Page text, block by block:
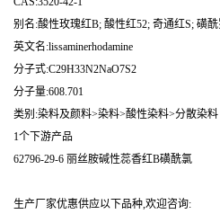
别名:酸性玫瑰红B; 酸性红52; 奇通红S; 磺
英文名:lissaminerhodamine
分子式:C29H33N2NaO7S2
分子量:608.701
类别:染料及颜料>染料>酸性染料>分散染料
1个下游产品
62796-29-6 丽丝胺碱性蕊香红B磺酰氯
生产厂家优惠供应以下品种,欢迎咨询: